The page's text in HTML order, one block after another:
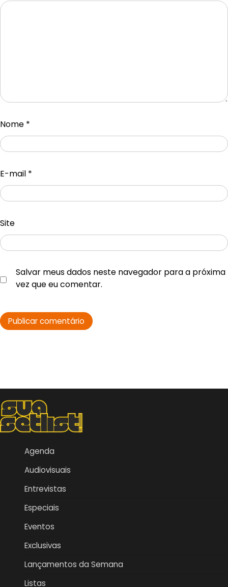
Nome *
E-mail *
Site
Salvar meus dados neste navegador para a próxima
vez que eu comentar.
Agenda
Audiovisuais
Entrevistas
Especiais
Eventos
Exclusivas
Lançamentos da Semana
Listas